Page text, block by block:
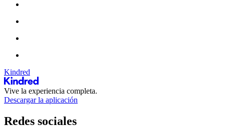
Kindred
Vive la experiencia completa.
Descargar la aplicación
Redes sociales